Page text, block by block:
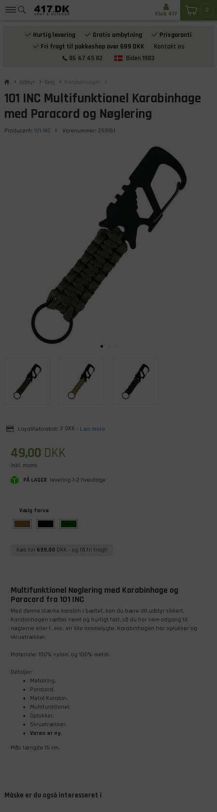
Hurtig levering Gratis ombytning
Prisgaranti
Fri fragt til pakkeshop over 699 DKK
Kontakt os
86 47 45 82
Siden 1983
0
Klub 417
Udstyr Grej Karabinhager
101 INC Multifunktionel Karabinhage
med Paracord og Nøglering
Producent: 101 INC | Varenummer: 259161
Loyalitetsrabat: 2 DKK - Læs mere
49,00 DKK
Inkl. moms
PÅ LAGER levering 1-2 hverdage
Vælg farve
Køb for 699,00 DKK - og få fri fragt!
Multifunktionel Nøglering med Karabinhage og
Paracord fra 101 INC
Med denne stærke karabin i bæltet, kan du bære dit udstyr sikkert.
Karabinhagen sættes nemt og hurtigt fast, så du har nem adgang til
nøglerne eller f. eks. en lille lommelygte. Karabinhagen har oplukker og
skruetrækker.
​Materiale: 100% nylon, og 100% metal.
Detaljer:
Metalring.
Paracord.
Metal Karabin.
Multifunktionel.
Oplukker.
Skruetrækker.
Varen er ny.
Mål: længde 15 cm.
Måske er du også interesseret i